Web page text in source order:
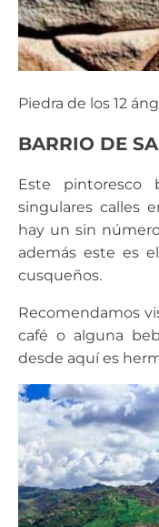
Piedra de los 12
BARRIO DE
Este pintoresco
singulares calles
hay un sin
además este es
cusqueños.
Recomendamos
café o alguna
desde aquí es